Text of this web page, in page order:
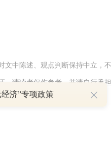
文中陈述、观点判断保持中立，不
。请读者仅作参考，并请自行承担
济”专项政策